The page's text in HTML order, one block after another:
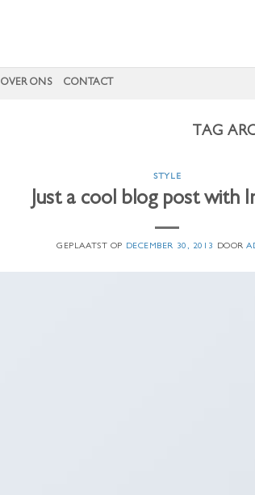
OVER ONS CONTACT
TAG
STYLE
Just a cool blog post with
GEPLAATST OP DECEMBER 30, 2013 DOOR